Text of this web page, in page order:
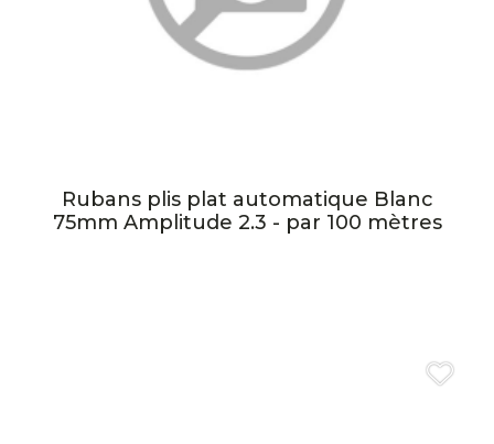
Rubans plis plat automatique Blanc
75mm Amplitude 2.3 - par 100 mètres